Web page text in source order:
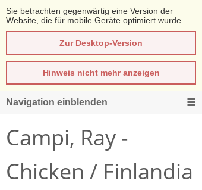
Sie betrachten gegenwärtig eine Version der
Website, die für mobile Geräte optimiert wurde.
Zur Desktop-Version
Hinweis nicht mehr anzeigen
Navigation einblenden
Campi, Ray -
Chicken / Finlandia